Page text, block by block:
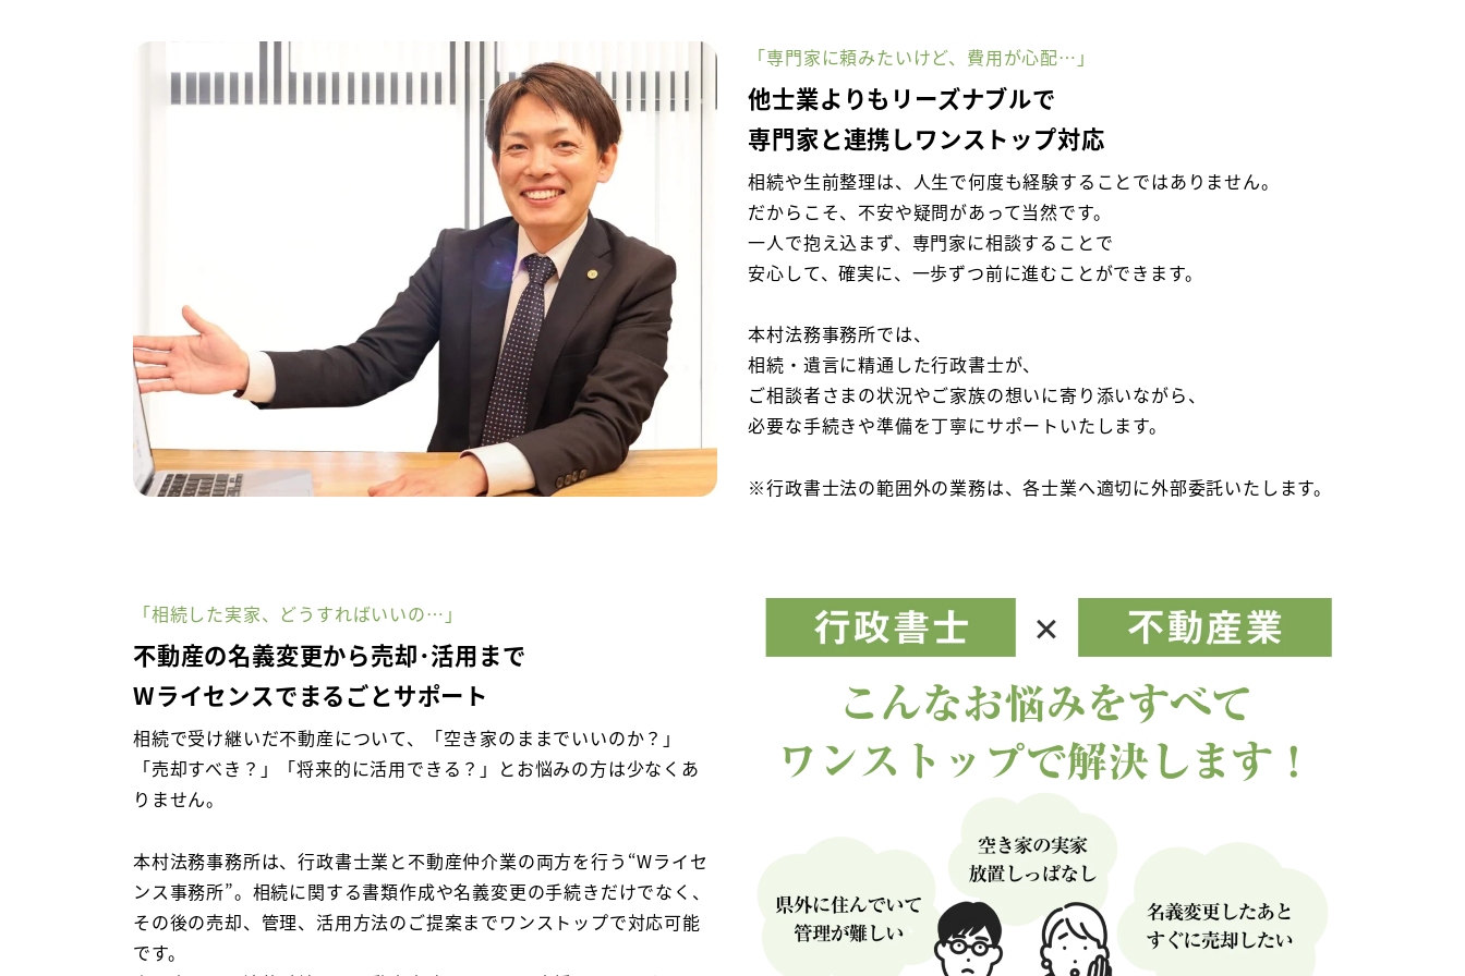
「専門家に頼みたいけど、費用が心配…」
他士業よりもリーズナブルで
専門家と連携しワンストップ対応
相続や生前整理は、人生で何度も経験することではありません。
だからこそ、不安や疑問があって当然です。
一人で抱え込まず、専門家に相談することで
安心して、確実に、一歩ずつ前に進むことができます。
本村法務事務所では、
相続・遺言に精通した行政書士が、
ご相談者さまの状況やご家族の想いに寄り添いながら、
必要な手続きや準備を丁寧にサポートいたします。
※行政書士法の範囲外の業務は、各士業へ適切に外部委託いたします。
「相続した実家、どうすればいいの…」
不動産の名義変更から売却･活用まで
Wライセンスでまるごとサポート
相続で受け継いだ不動産について、「空き家のままでいいのか？」
「売却すべき？」「将来的に活用できる？」とお悩みの方は少なくあ
りません。
本村法務事務所は、行政書士業と不動産仲介業の両方を行う“Wライセ
ンス事務所”。相続に関する書類作成や名義変更の手続きだけでなく、
その後の売却、管理、活用方法のご提案までワンストップで対応可能
です。